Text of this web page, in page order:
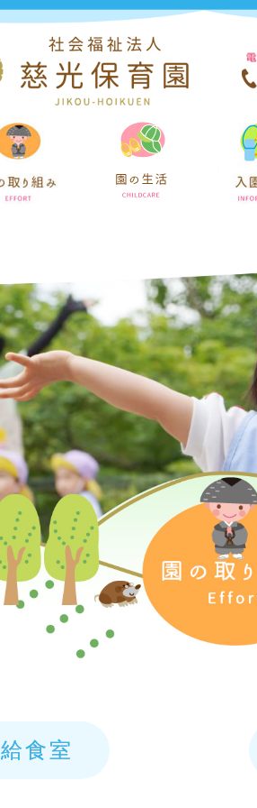
食室